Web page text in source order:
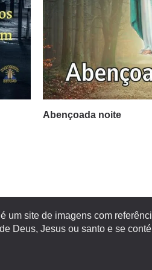
Abençoada noite
um site de imagens com
Deus, Jesus ou santo e se